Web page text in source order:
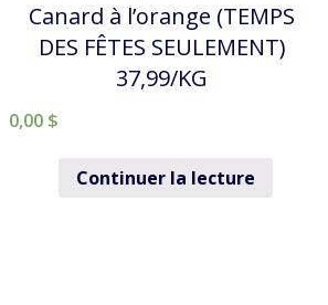
Canard à l’orange (TEMPS
DES FÊTES SEULEMENT)
37,99/KG
0,00 $
Continuer la lecture